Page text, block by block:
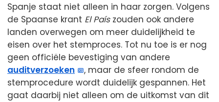
Spanje staat niet alleen in haar zorgen. Volgens
de Spaanse krant El Paíszouden ook andere
landen overwegen om meer duidelijkheid te
eisen over het stemproces. Tot nu toe is er nog
geen officiële bevestiging van andere
auditverzoeken
, maar de sfeer rondom de
stemprocedure wordt duidelijk gespannen. Het
gaat daarbij niet alleen om de uitkomst van dit